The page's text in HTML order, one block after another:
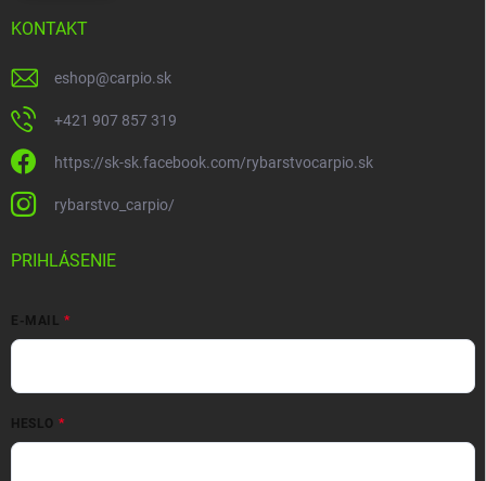
KONTAKT
eshop@carpio.sk
+421 907 857 319
https://sk-sk.facebook.com/rybarstvocarpio.sk
rybarstvo_carpio/
PRIHLÁSENIE
E-MAIL
HESLO